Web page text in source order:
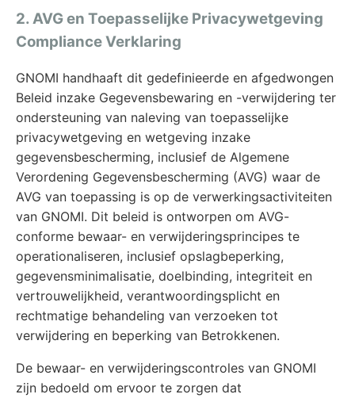
2. AVG en Toepasselijke Privacywetgeving
Compliance Verklaring
GNOMI handhaaft dit gedefinieerde en afgedwongen
Beleid inzake Gegevensbewaring en -verwijdering ter
ondersteuning van naleving van toepasselijke
privacywetgeving en wetgeving inzake
gegevensbescherming, inclusief de Algemene
Verordening Gegevensbescherming (AVG) waar de
AVG van toepassing is op de verwerkingsactiviteiten
van GNOMI. Dit beleid is ontworpen om AVG-
conforme bewaar- en verwijderingsprincipes te
operationaliseren, inclusief opslagbeperking,
gegevensminimalisatie, doelbinding, integriteit en
vertrouwelijkheid, verantwoordingsplicht en
rechtmatige behandeling van verzoeken tot
verwijdering en beperking van Betrokkenen.
De bewaar- en verwijderingscontroles van GNOMI
zijn bedoeld om ervoor te zorgen dat